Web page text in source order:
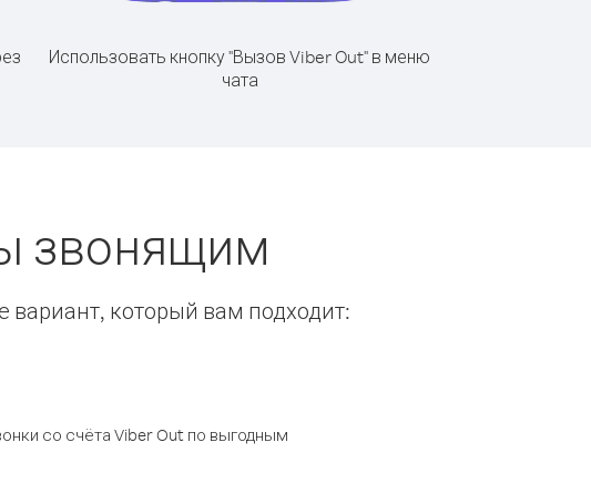
Использовать кнопку "Вызов Viber Out" в меню
чата
звонящим
вариант, который вам подходит:
со счёта Viber Out по выгодным